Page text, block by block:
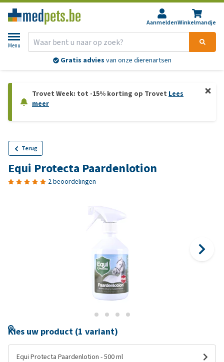
AanmeldenWinkelmandje
Menu
Gratis advies van onze dierenartsen
Trovet Week: tot -15% korting op Trovet Lees
meer
Terug
Equi Protecta Paardenlotion
2 beoordelingen
Kies uw product (1 variant)
Equi Protecta Paardenlotion - 500 ml